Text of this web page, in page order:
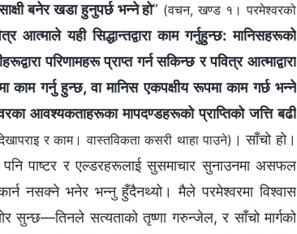
बनेर खडा हुनुपर्छ भन्‍ने हो” (वचन, खण्ड १। परमेश्‍वरको
आत्माले यही सिद्धान्तद्वारा काम गर्नुहुन्छ: मानिसहरूको
परिणामहरू प्राप्त गर्न सकिन्छ र पवित्र आत्माद्वारा
काम गर्नु हुन्छ, वा मानिस एकपक्षीय रूपमा काम गर्छ भन्‍ने
आवश्यकताहरूका मापदण्डहरूको प्राप्तिको जत्ति बढी
र काम। वास्तविकता कसरी थाहा पाउने) । साँचो हो।
पनि पाष्टर र एल्डरहरूलाई सुसमाचार सुनाउनमा असफल
नसक्‍ने भनेर भन्‍नु हुँदैनथ्यो। मैले परमेश्‍वरमा विश्‍वास
सुन्छ—तिनले सत्यताको तृष्णा गरुन्जेल, र साँचो मार्गको